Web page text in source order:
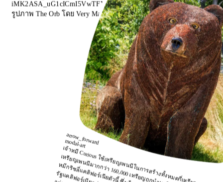
รูปภาพ The Orb โดย Very Many
arrow_forward
modal-art
เจ้าหมี Curious ใช้เหรียญเพนนีในการสร้างทั้งหมดกี่เหรียญ